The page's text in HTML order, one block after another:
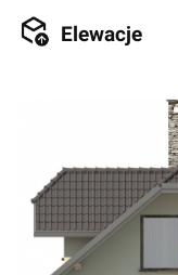
Elewacje